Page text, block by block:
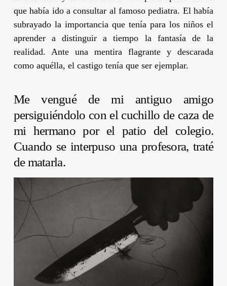
que había ido a consultar al famoso pediatra. El había
subrayado la importancia que tenía para los niños el
aprender a distinguir a tiempo la fantasía de la
realidad. Ante una mentira flagrante y descarada
como aquélla, el castigo tenía que ser ejemplar.
Me vengué de mi antiguo amigo
persiguiéndolo con el cuchillo de caza de
mi hermano por el patio del colegio.
Cuando se interpuso una profesora, traté
de matarla.